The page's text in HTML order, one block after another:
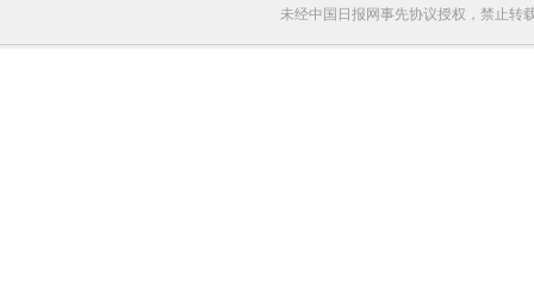
未经中国日报网事先协议授权，禁止转